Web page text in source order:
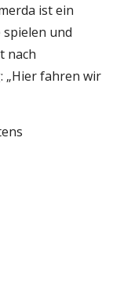
ist ein
und
nach
„Hier fahren wir